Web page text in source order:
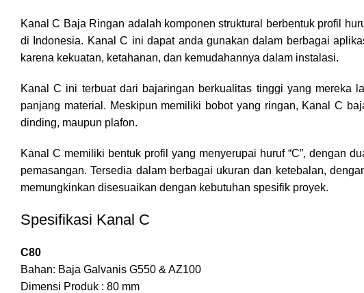
Kanal C Baja Ringan adalah komponen struktural berbentuk profil
di Indonesia. Kanal C ini dapat anda gunakan dalam berbagai
karena kekuatan, ketahanan, dan kemudahannya dalam instalasi.
Kanal C ini terbuat dari bajaringan berkualitas tinggi yang mereka
panjang material. Meskipun memiliki bobot yang ringan, Kanal C
dinding, maupun plafon.
Kanal C memiliki bentuk profil yang menyerupai huruf “C”, dengan
pemasangan. Tersedia dalam berbagai ukuran dan ketebalan,
memungkinkan disesuaikan dengan kebutuhan spesifik proyek.
Spesifikasi Kanal C
C80
Bahan: Baja Galvanis G550 & AZ100
Dimensi Produk : 80 mm